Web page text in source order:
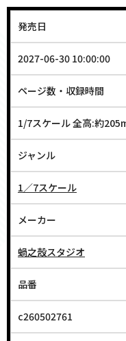
発売日
2027-06-30 10:00:00
ページ数・収録時間
1/7スケール 全高:約
ジャンル
1／7スケール
メーカー
蝸之殼スタジオ
品番
c260502761